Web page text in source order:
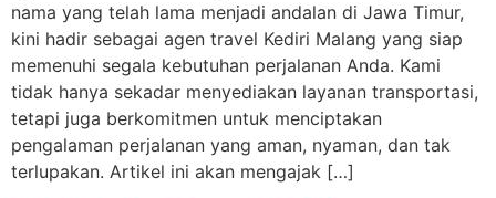
nama yang telah lama menjadi andalan di Jawa Timur,
kini hadir sebagai agen travel Kediri Malang yang siap
memenuhi segala kebutuhan perjalanan Anda. Kami
tidak hanya sekadar menyediakan layanan transportasi,
tetapi juga berkomitmen untuk menciptakan
pengalaman perjalanan yang aman, nyaman, dan tak
terlupakan. Artikel ini akan mengajak […]